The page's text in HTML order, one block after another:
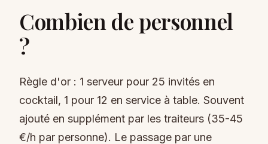
Combien de personnel
?
Règle d'or : 1 serveur pour 25 invités en
cocktail, 1 pour 12 en service à table. Souvent
ajouté en supplément par les traiteurs (35-45
€/h par personne). Le passage par une